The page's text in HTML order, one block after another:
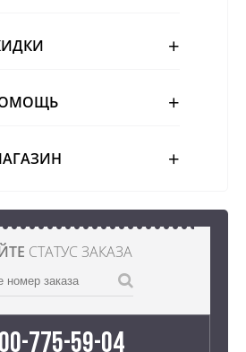
СТАТУС ЗАКАЗА
775-59-04